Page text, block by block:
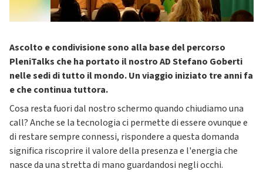
Ascolto e condivisione sono alla base del percorso
PleniTalks che ha portato il nostro AD Stefano Goberti
nelle sedi di tutto il mondo. Un viaggio iniziato tre anni fa
e che continua tuttora.
Cosa resta fuori dal nostro schermo quando chiudiamo una
call? Anche se la tecnologia ci permette di essere ovunque e
di restare sempre connessi, rispondere a questa domanda
significa riscoprire il valore della presenza e l'energia che
nasce da una stretta di mano guardandosi negli occhi.